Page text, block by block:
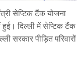
सेप्टिक टैंक योजना
हुई। दिल्ली में सेप्टिक टैंक
सरकार पीड़ित परिवारों